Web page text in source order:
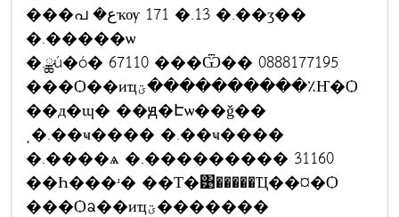
���പ �عҡѹ 171 �.13 �.��ӡ��
�.�����ѡ
�.ྪú�ó� 67110 ���Ѿ�� 0888177195
���Ѻ��иҵؾ����������٪Ҥ�Ѻ
��д�ɰ� ��ԭ�Էѡ��ǧ��
ͺ�.��ҹ���� �.��ҹ����
�.����ѧ �.��������� 31160
��Һ���ʴ� ��Т�͹�����Ҵ��¤�Ѻ
���Ѻᨡ��иҵؾ�������